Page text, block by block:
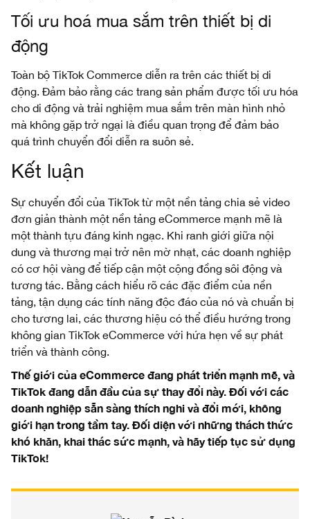
Tối ưu hoá mua sắm trên thiết bị di
động
Toàn bộ TikTok Commerce diễn ra trên các thiết bị di
động. Đảm bảo rằng các trang sản phẩm được tối ưu hóa
cho di động và trải nghiệm mua sắm trên màn hình nhỏ
mà không gặp trở ngại là điều quan trọng để đảm bảo
quá trình chuyển đổi diễn ra suôn sẻ.
Kết luận
Sự chuyển đổi của TikTok từ một nền tảng chia sẻ video
đơn giản thành một nền tảng eCommerce mạnh mẽ là
một thành tựu đáng kinh ngạc. Khi ranh giới giữa nội
dung và thương mại trở nên mờ nhạt, các doanh nghiệp
có cơ hội vàng để tiếp cận một cộng đồng sôi động và
tương tác. Bằng cách hiểu rõ các đặc điểm của nền
tảng, tận dụng các tính năng độc đáo của nó và chuẩn bị
cho tương lai, các thương hiệu có thể điều hướng trong
không gian TikTok eCommerce với hứa hẹn về sự phát
triển và thành công.
Thế giới của eCommerce đang phát triển mạnh mẽ, và
TikTok đang dẫn đầu của sự thay đổi này. Đối với các
doanh nghiệp sẵn sàng thích nghi và đổi mới, không
giới hạn trong tầm tay. Đối diện với những thách thức
khó khăn, khai thác sức mạnh, và hãy tiếp tục sử dụng
TikTok!